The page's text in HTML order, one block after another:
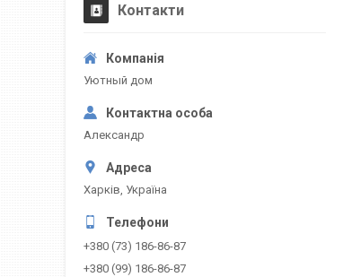
Контакти
Уютный дом
Александр
Харків, Україна
+380 (73) 186-86-87
+380 (99) 186-86-87